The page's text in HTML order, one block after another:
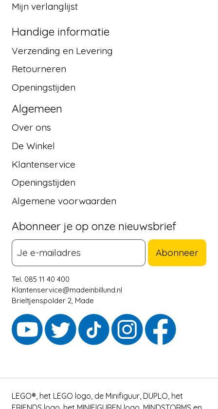
Mijn verlanglijst
Handige informatie
Verzending en Levering
Retourneren
Openingstijden
Algemeen
Over ons
De Winkel
Klantenservice
Openingstijden
Algemene voorwaarden
Abonneer je op onze nieuwsbrief
Abonneer
Tel. 085 11 40 400
Klantenservice@madeinbillund.nl
Brieltjenspolder 2, Made
LEGO®, het LEGO logo, de Minifiguur, DUPLO, het